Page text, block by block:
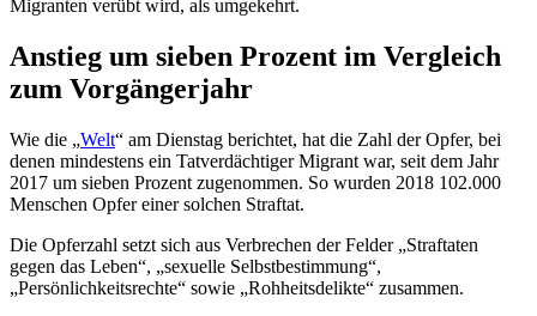
Migranten verübt wird, als umgekehrt.
Anstieg um sieben Prozent im Vergleich
zum Vorgängerjahr
Wie die „Welt“ am Dienstag berichtet, hat die Zahl der Opfer, bei
denen mindestens ein Tatverdächtiger Migrant war, seit dem Jahr
2017 um sieben Prozent zugenommen. So wurden 2018 102.000
Menschen Opfer einer solchen Straftat.
Die Opferzahl setzt sich aus Verbrechen der Felder „Straftaten
gegen das Leben“, „sexuelle Selbstbestimmung“,
„Persönlichkeitsrechte“ sowie „Rohheitsdelikte“ zusammen.